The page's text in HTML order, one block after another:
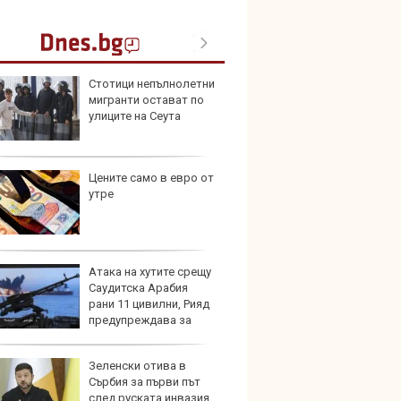
Стотици непълнолетни
мигранти остават по
улиците на Сеута
Цените само в евро от
утре
Атака на хутите срещу
Саудитска Арабия
рани 11 цивилни, Рияд
предупреждава за
Зеленски отива в
Сърбия за първи път
след руската инвазия